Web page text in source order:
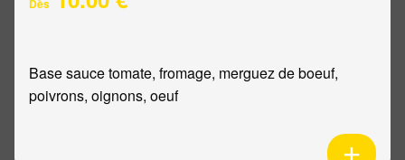
Dès
Base sauce tomate, fromage, merguez de boeuf,
poivrons, oignons, oeuf